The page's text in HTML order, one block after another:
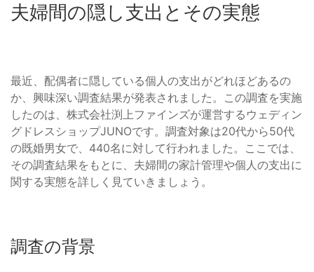
夫婦間の隠し支出とその実態
最近、配偶者に隠している個人の支出がどれほどあるの
か、興味深い調査結果が発表されました。この調査を実施
したのは、株式会社渕上ファインズが運営するウェディン
グドレスショップJUNOです。調査対象は20代から50代
の既婚男女で、440名に対して行われました。ここでは、
その調査結果をもとに、夫婦間の家計管理や個人の支出に
関する実態を詳しく見ていきましょう。
調査の背景